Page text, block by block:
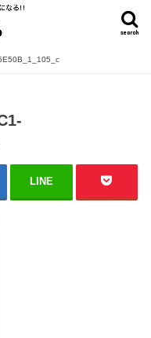
search
LINE